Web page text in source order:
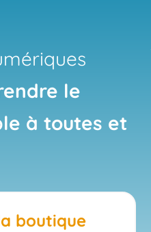
le
à toutes et
boutique